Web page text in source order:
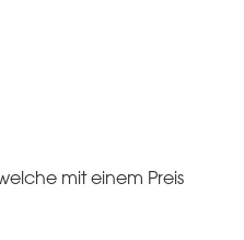
mit einem Preis